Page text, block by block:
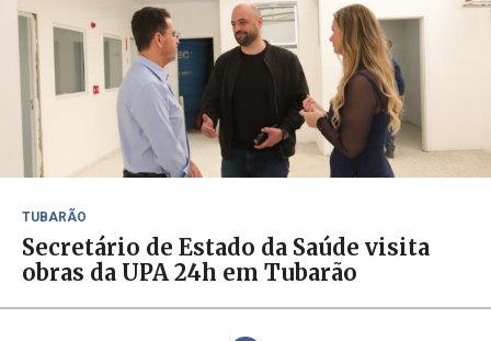
TUBARÃO
Secretário de Estado da Saúde visita
obras da UPA 24h em Tubarão